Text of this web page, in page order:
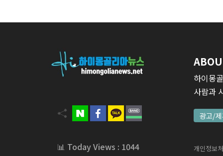
📊 Today Views : 1044
하이몽
사람과
광고/
개인정보